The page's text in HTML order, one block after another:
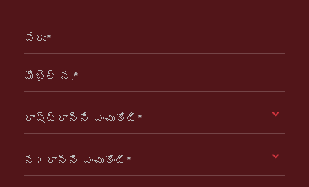
పేరు*
మొబైల్ న.*
రాష్ట్రాన్ని ఎంచుకోండి*
నగరాన్ని ఎంచుకోండి*